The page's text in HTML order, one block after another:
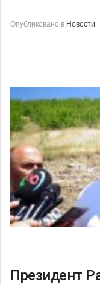
Опубликовано в Новости
Президент